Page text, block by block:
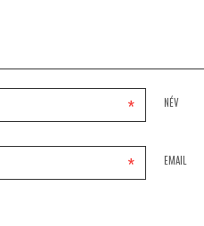
NÉV
*
EMAIL
*